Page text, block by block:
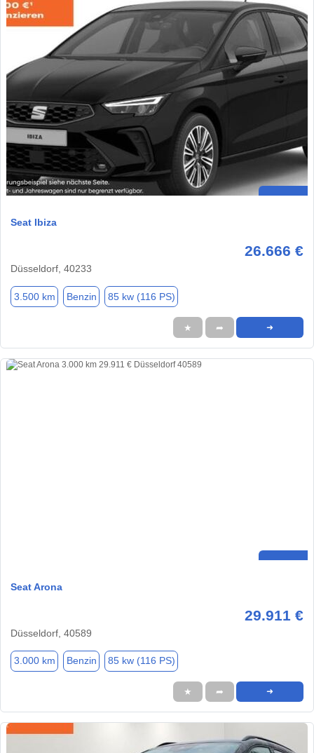
Seat Ibiza
26.666 €
Düsseldorf, 40233
3.500 km Benzin 85 kw (116 PS)
★ ➦ ➜
Seat Arona
29.911 €
Düsseldorf, 40589
3.000 km Benzin 85 kw (116 PS)
★ ➦ ➜